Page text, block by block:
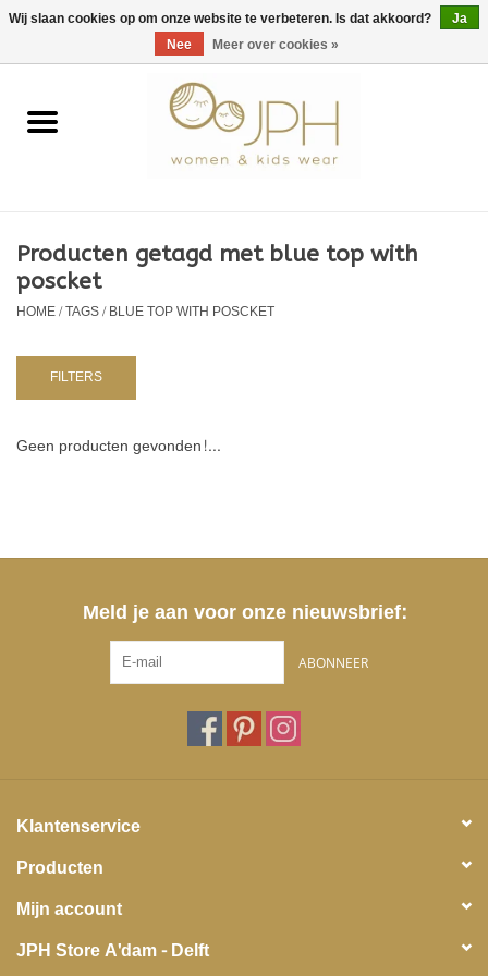
EUR/GBP/USD 0 Artikelen - €0,00
Home
Kids
Baby
Producten getagd met blue top with
poscket
HOME/TAGS/BLUE TOP WITH POSCKET
FILTERS
Geen producten gevonden!...
Meld je aan voor onze nieuwsbrief:
ABONNEER
Klantenservice
Producten
Mijn account
JPH Store A'dam - Delft
Wij slaan cookies op om onze website te verbeteren. Is dat akkoord?
Ja
Nee
Meer over cookies »